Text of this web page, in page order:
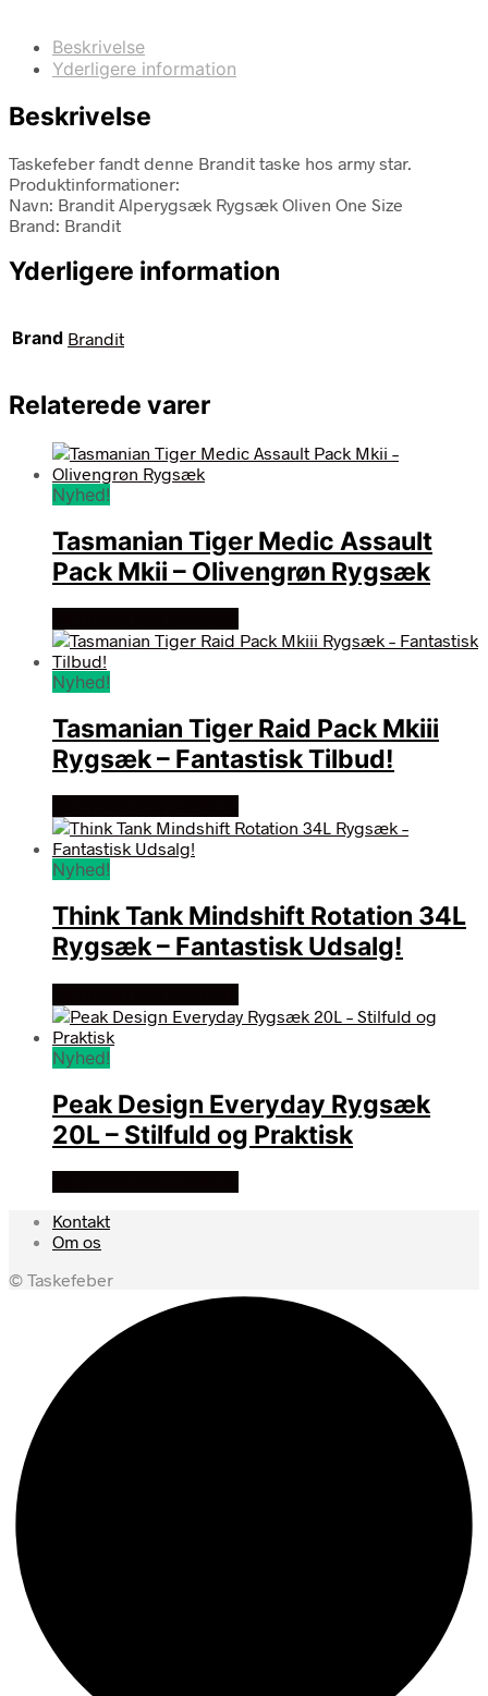
Beskrivelse
Yderligere information
Beskrivelse
Taskefeber fandt denne Brandit taske hos army star.
Produktinformationer:
Navn: Brandit Alperygsæk Rygsæk Oliven One Size
Brand: Brandit
Yderligere information
Brand Brandit
Relaterede varer
Nyhed!
Tasmanian Tiger Medic Assault
Pack Mkii – Olivengrøn Rygsæk
Nyhed!
Tasmanian Tiger Raid Pack Mkiii
Rygsæk – Fantastisk Tilbud!
Nyhed!
Think Tank Mindshift Rotation 34L
Rygsæk – Fantastisk Udsalg!
Nyhed!
Peak Design Everyday Rygsæk
20L – Stilfuld og Praktisk
Kontakt
Om os
© Taskefeber